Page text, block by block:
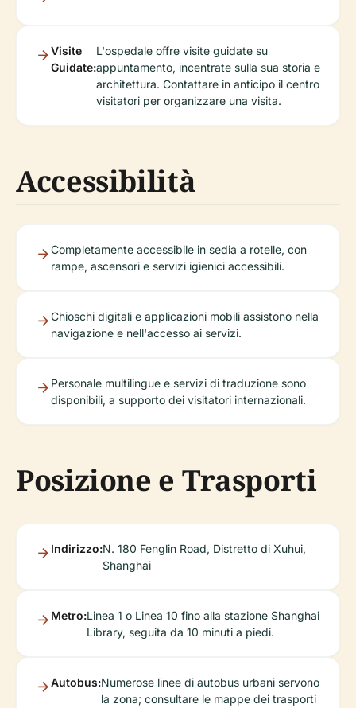
Visite
Guidate:
L'ospedale offre visite guidate su
appuntamento, incentrate sulla sua storia e
architettura. Contattare in anticipo il centro
visitatori per organizzare una visita.
Accessibilità
Completamente accessibile in sedia a rotelle, con
rampe, ascensori e servizi igienici accessibili.
Chioschi digitali e applicazioni mobili assistono nella
navigazione e nell'accesso ai servizi.
Personale multilingue e servizi di traduzione sono
disponibili, a supporto dei visitatori internazionali.
Posizione e Trasporti
Indirizzo:N. 180 Fenglin Road, Distretto di Xuhui,
Shanghai
Metro:Linea 1 o Linea 10 fino alla stazione Shanghai
Library, seguita da 10 minuti a piedi.
Autobus:Numerose linee di autobus urbani servono
la zona; consultare le mappe dei trasporti